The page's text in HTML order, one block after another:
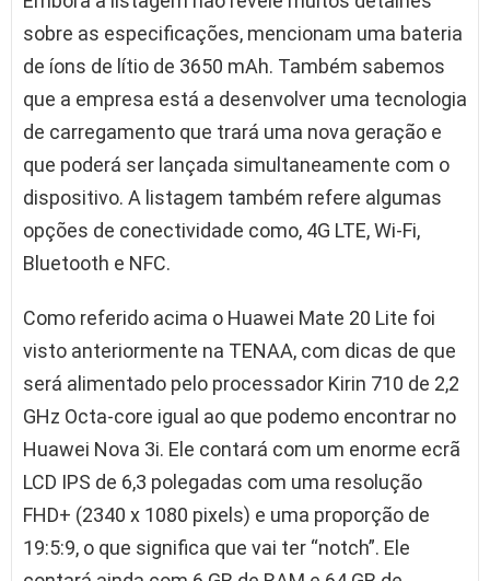
sobre as especificações, mencionam uma bateria
de íons de lítio de 3650 mAh. Também sabemos
que a empresa está a desenvolver uma tecnologia
de carregamento que trará uma nova geração e
que poderá ser lançada simultaneamente com o
dispositivo. A listagem também refere algumas
opções de conectividade como, 4G LTE, Wi-Fi,
Bluetooth e NFC.
Como referido acima o Huawei Mate 20 Lite foi
visto anteriormente na TENAA, com dicas de que
será alimentado pelo processador Kirin 710 de 2,2
GHz Octa-core igual ao que podemo encontrar no
Huawei Nova 3i. Ele contará com um enorme ecrã
LCD IPS de 6,3 polegadas com uma resolução
FHD+ (2340 x 1080 pixels) e uma proporção de
19:5:9, o que significa que vai ter “notch”. Ele